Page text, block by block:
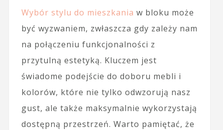
Wybór stylu do mieszkania w bloku może
być wyzwaniem, zwłaszcza gdy zależy nam
na połączeniu funkcjonalności z
przytulną estetyką. Kluczem jest
świadome podejście do doboru mebli i
kolorów, które nie tylko odwzorują nasz
gust, ale także maksymalnie wykorzystają
dostępną przestrzeń. Warto pamiętać, że